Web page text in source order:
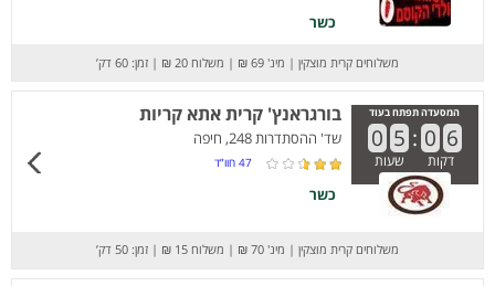
כשר
משלוחים קרית מוצקין | מינ' 69 ₪ | משלוח 20 ₪ | זמן: 60 דק’
המסעדה תפתח בעוד
0 5 : 0 6
דקות שעות
בורגראנץ' קרית אתא קריות
שד' ההסתדרות 248, חיפה
47 חוו”ד
כשר
משלוחים קרית מוצקין | מינ' 70 ₪ | משלוח 15 ₪ | זמן: 50 דק’